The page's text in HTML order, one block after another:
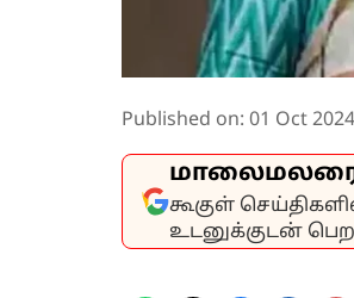
Published on: 01 Oct
மாலைமலரை
கூகுள்
உடனுக்குடன் பெற